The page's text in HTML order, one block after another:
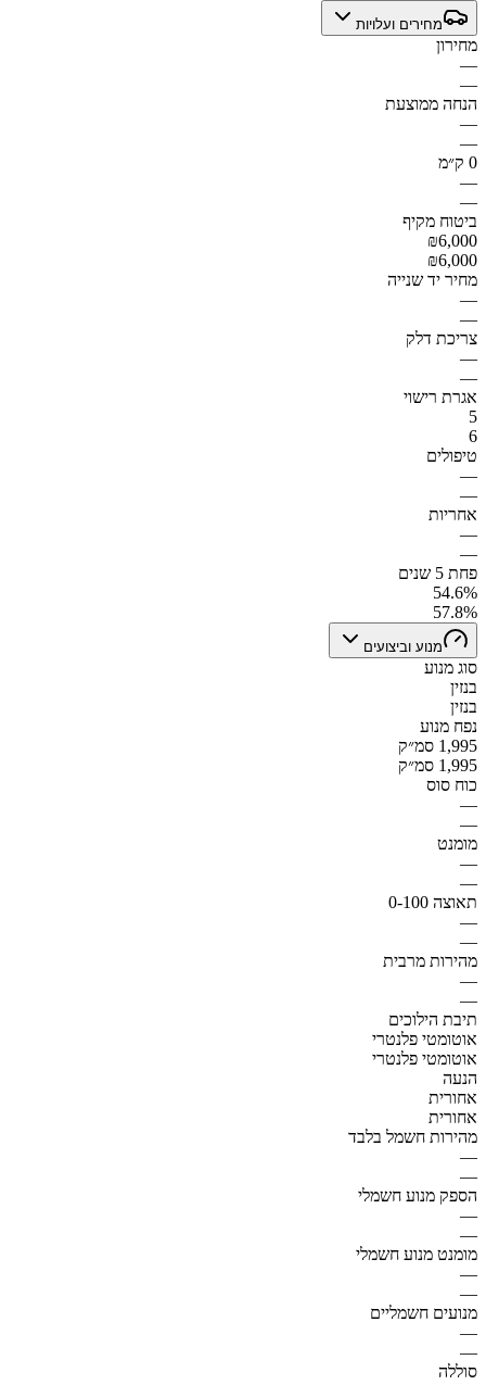
מחירים ועלויות
מחירון
—
—
הנחה ממוצעת
—
—
0 ק״מ
—
—
ביטוח מקיף
₪6,000
₪6,000
מחיר יד שנייה
—
—
צריכת דלק
—
—
אגרת רישוי
5
6
טיפולים
—
—
אחריות
—
—
פחת 5 שנים
54.6%
57.8%
מנוע וביצועים
סוג מנוע
בנזין
בנזין
נפח מנוע
1,995 סמ״ק
1,995 סמ״ק
כוח סוס
—
—
מומנט
—
—
תאוצה 0-100
—
—
מהירות מרבית
—
—
תיבת הילוכים
אוטומטי פלנטרי
אוטומטי פלנטרי
הנעה
אחורית
אחורית
מהירות חשמל בלבד
—
—
הספק מנוע חשמלי
—
—
מומנט מנוע חשמלי
—
—
מנועים חשמליים
—
—
סוללה